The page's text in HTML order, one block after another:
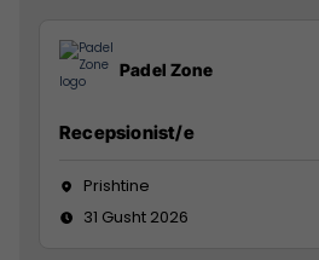
Padel Zone
Recepsionist/e
Prishtine
31 Gusht 2026